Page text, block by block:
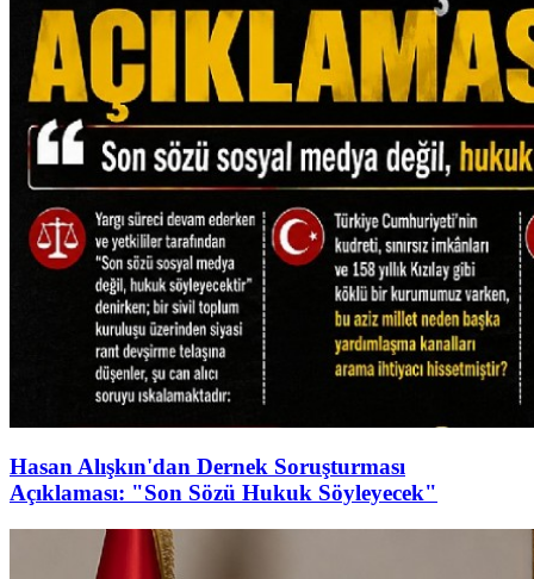
Hasan Alışkın'dan Dernek Soruşturması
Açıklaması: "Son Sözü Hukuk Söyleyecek"